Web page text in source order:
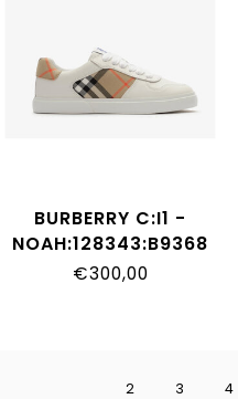
BURBERRY C:I1 -
NOAH:128343:B9368
€300,00
2 3 4